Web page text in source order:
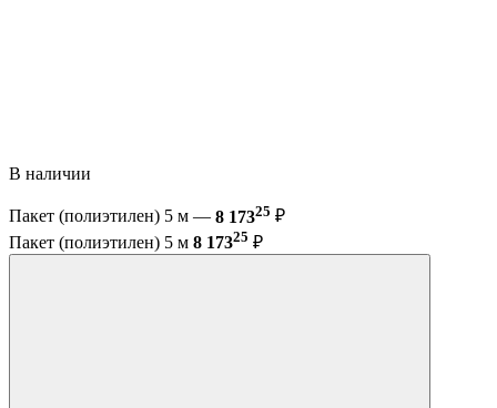
В наличии
Пакет (полиэтилен) 5 м — 8 17325 ₽
Пакет (полиэтилен) 5 м 8 17325 ₽